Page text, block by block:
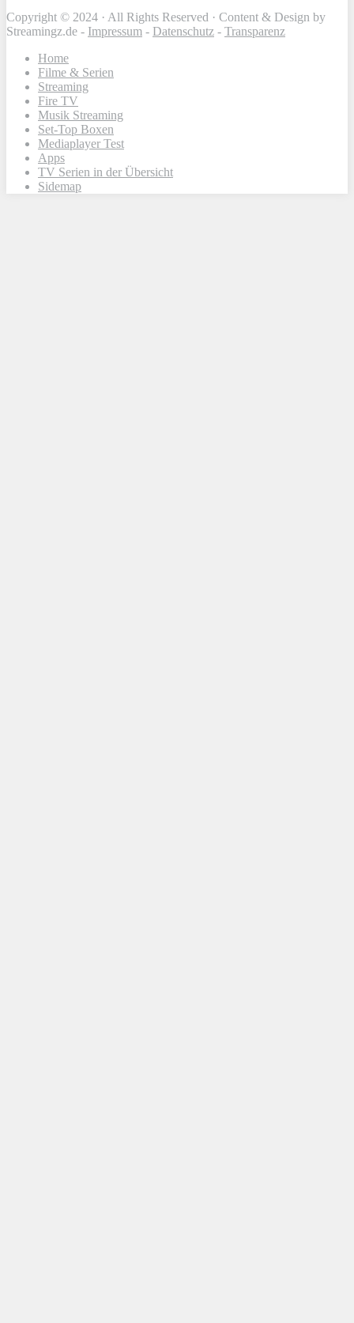
Copyright © 2024 · All Rights Reserved · Content & Design by
Streamingz.de - Impressum - Datenschutz - Transparenz
Home
Filme & Serien
Streaming
Fire TV
Musik Streaming
Set-Top Boxen
Mediaplayer Test
Apps
TV Serien in der Übersicht
Sidemap